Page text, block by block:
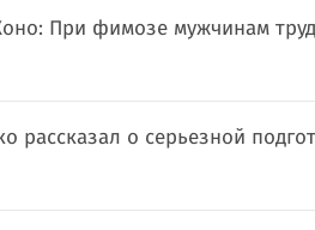
При фимозе мужчинам
рассказал о серьезной